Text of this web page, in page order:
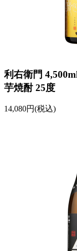
利右衛門
芋焼酎 25度
14,080円(税込)